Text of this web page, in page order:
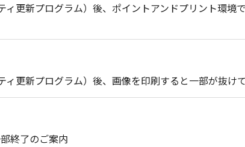
更新プログラム）後、ポイントアンドプリント環境
更新プログラム）後、画像を印刷すると一部が抜け
終了のご案内